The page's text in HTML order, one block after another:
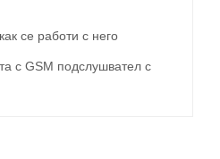
се работи с него
с GSM подслушвател с